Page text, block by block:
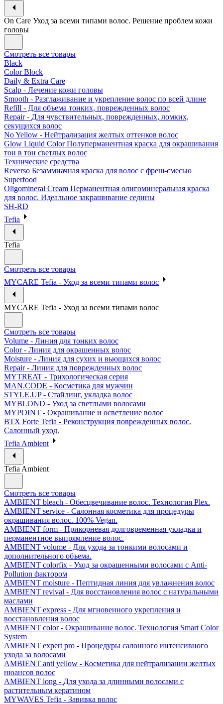
On Care Уход за всеми типами волос. Решение проблем кожи
головы
Смотреть все товары
Black
Color Block
Daily & Extra Care
Scalp - Лечение кожи головы
Smooth - Разглаживание и укрепление волос по всей длине
Refill - Для объема тонких, поврежденных волос
Repair - Для чувствительных, поврежденных, ломких,
секущихся волос
No Yellow - Нейтрализация желтых оттенков волос
Glow Liquid Color Полуперманентная краска для окрашивания
тон в тон светлых волос
Технические средства
Reverso Безаммиачная краска для волос с фреш-смесью
Superfood
Oligomineral Cream Перманентная олигоминеральная краска
для волос. Идеальное закрашивание седины
SH-RD
Tefia
Tefia
Смотреть все товары
MYCARE Tefia - Уход за всеми типами волос
MYCARE Tefia - Уход за всеми типами волос
Смотреть все товары
Volume - Линия для тонких волос
Color - Линия для окрашенных волос
Moisture - Линия для сухих и вьющихся волос
Repair - Линия для поврежденных волос
MYTREAT - Трихологическая серия
MAN.CODE - Косметика для мужчин
STYLE.UP - Стайлинг, укладка волос
MYBLOND - Уход за светлыми волосами
MYPOINT - Окрашивание и осветление волос
BTX Forte Tefia - Реконструкция поврежденных волос.
Салонный уход.
Tefia Ambient
Tefia Ambient
Смотреть все товары
AMBIENT bleach - Обесцвечивание волос. Технология Plex.
AMBIENT service - Салонная косметика для процедуры
окрашивания волос. 100% Vegan.
AMBIENT form - Прикорневая долговременная укладка и
перманентное выпрямление волос.
AMBIENT volume - Для ухода за тонкими волосами и
дополнительного объема.
AMBIENT colorfix - Уход за окрашенными волосами с Anti-
Pollution фактором
AMBIENT moisture - Пептидная линия для увлажнения волос
AMBIENT revival - Для восстановления волос с натуральными
маслами
AMBIENT express - Для мгновенного укрепления и
восстановления волос
AMBIENT color - Окрашивание волос. Технология Smart Color
System
AMBIENT expert pro - Процедуры салонного интенсивного
ухода за волосами
AMBIENT anti yellow - Косметика для нейтрализации желтых
нюансов волос
AMBIENT long - Для ухода за длинными волосами с
растительным кератином
MYWAVES Tefia - Завивка волос